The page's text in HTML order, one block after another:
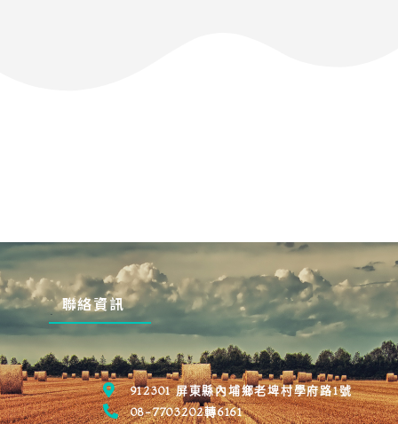
聯絡資訊
912301 屏東縣內埔鄉老埤村學府路1號
08-7703202轉6161